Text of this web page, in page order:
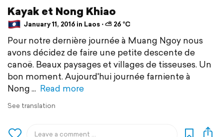
Kayak et Nong Khiao
January 11, 2016 in Laos ⋅ ⛅ 26 °C
Pour notre dernière journée à Muang Ngoy nous
avons décidez de faire une petite descente de
canoë. Beaux paysages et villages de tisseuses. Un
bon moment. Aujourd'hui journée farniente à
Nong
Read more
See translation